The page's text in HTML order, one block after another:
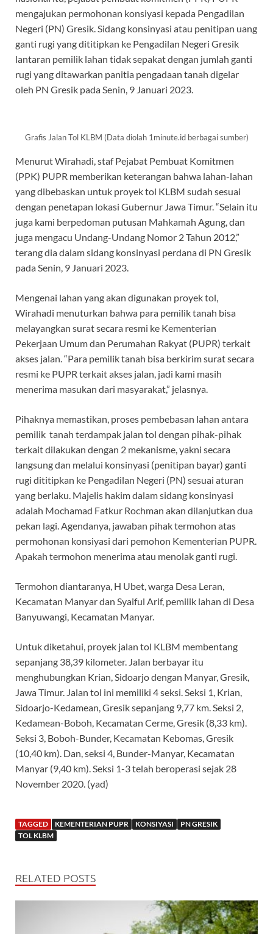
mengajukan permohonan konsiyasi kepada Pengadilan
Negeri (PN) Gresik. Sidang konsinyasi atau penitipan uang
ganti rugi yang dititipkan ke Pengadilan Negeri Gresik
lantaran pemilik lahan tidak sepakat dengan jumlah ganti
rugi yang ditawarkan panitia pengadaan tanah digelar
oleh PN Gresik pada Senin, 9 Januari 2023.
Grafis Jalan Tol KLBM (Data diolah 1minute.id berbagai sumber)
Menurut Wirahadi, staf Pejabat Pembuat Komitmen
(PPK) PUPR memberikan keterangan bahwa lahan-lahan
yang dibebaskan untuk proyek tol KLBM sudah sesuai
dengan penetapan lokasi Gubernur Jawa Timur. “Selain itu
juga kami berpedoman putusan Mahkamah Agung, dan
juga mengacu Undang-Undang Nomor 2 Tahun 2012,”
terang dia dalam sidang konsinyasi perdana di PN Gresik
pada Senin, 9 Januari 2023.
Mengenai lahan yang akan digunakan proyek tol,
Wirahadi menuturkan bahwa para pemilik tanah bisa
melayangkan surat secara resmi ke Kementerian
Pekerjaan Umum dan Perumahan Rakyat (PUPR) terkait
akses jalan. “Para pemilik tanah bisa berkirim surat secara
resmi ke PUPR terkait akses jalan, jadi kami masih
menerima masukan dari masyarakat,” jelasnya.
Pihaknya memastikan, proses pembebasan lahan antara
pemilik tanah terdampak jalan tol dengan pihak-pihak
terkait dilakukan dengan 2 mekanisme, yakni secara
langsung dan melalui konsinyasi (penitipan bayar) ganti
rugi dititipkan ke Pengadilan Negeri (PN) sesuai aturan
yang berlaku. Majelis hakim dalam sidang konsinyasi
adalah Mochamad Fatkur Rochman akan dilanjutkan dua
pekan lagi. Agendanya, jawaban pihak termohon atas
permohonan konsiyasi dari pemohon Kementerian PUPR.
Apakah termohon menerima atau menolak ganti rugi.
Termohon diantaranya, H Ubet, warga Desa Leran,
Kecamatan Manyar dan Syaiful Arif, pemilik lahan di Desa
Banyuwangi, Kecamatan Manyar.
Untuk diketahui, proyek jalan tol KLBM membentang
sepanjang 38,39 kilometer. Jalan berbayar itu
menghubungkan Krian, Sidoarjo dengan Manyar, Gresik,
Jawa Timur. Jalan tol ini memiliki 4 seksi. Seksi 1, Krian,
Sidoarjo-Kedamean, Gresik sepanjang 9,77 km. Seksi 2,
Kedamean-Boboh, Kecamatan Cerme, Gresik (8,33 km).
Seksi 3, Boboh-Bunder, Kecamatan Kebomas, Gresik
(10,40 km). Dan, seksi 4, Bunder-Manyar, Kecamatan
Manyar (9,40 km). Seksi 1-3 telah beroperasi sejak 28
November 2020. (yad)
TAGGED KEMENTERIAN PUPR KONSIYASI
PN GRESIK
TOL KLBM
RELATED POSTS